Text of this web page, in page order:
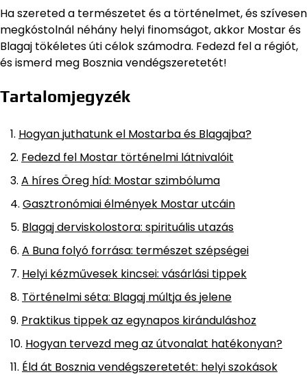
Ha szereted a természetet és a történelmet, és szívesen
megkóstolnál néhány helyi finomságot, akkor Mostar és
Blagaj tökéletes úti célok számodra. Fedezd fel a régiót,
és ismerd meg Bosznia vendégszeretetét!
Tartalomjegyzék
Hogyan juthatunk el Mostarba és Blagajba?
Fedezd fel Mostar történelmi látnivalóit
A híres Öreg híd: Mostar szimbóluma
Gasztronómiai élmények Mostar utcáin
Blagaj derviskolostora: spirituális utazás
A Buna folyó forrása: természet szépségei
Helyi kézművesek kincsei: vásárlási tippek
Történelmi séta: Blagaj múltja és jelene
Praktikus tippek az egynapos kiránduláshoz
Hogyan tervezd meg az útvonalat hatékonyan?
Éld át Bosznia vendégszeretetét: helyi szokások